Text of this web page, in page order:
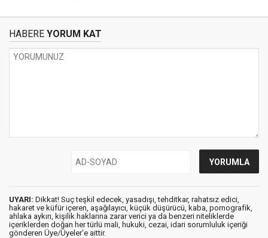
HABERE YORUM KAT
UYARI: Dikkat! Suç teşkil edecek, yasadışı, tehditkar, rahatsız edici,
hakaret ve küfür içeren, aşağılayıcı, küçük düşürücü, kaba, pornografik,
ahlaka aykırı, kişilik haklarına zarar verici ya da benzeri niteliklerde
içeriklerden doğan her türlü mali, hukuki, cezai, idari sorumluluk içeriği
gönderen Üye/Üyeler’e aittir.